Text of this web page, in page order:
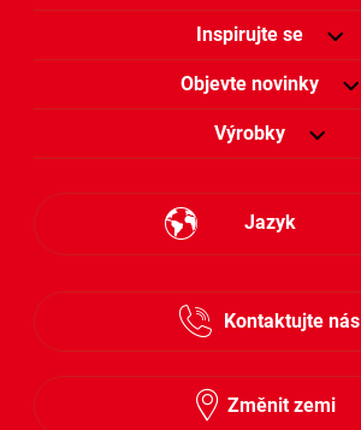
Inspirujte se
Objevte novinky
Výrobky
Jazyk
Česky
Kontaktujte nás
Změnit zemi